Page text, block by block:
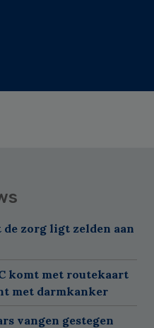
zorg ligt zelden aan
komt met routekaart
met darmkanker
vangen gestegen